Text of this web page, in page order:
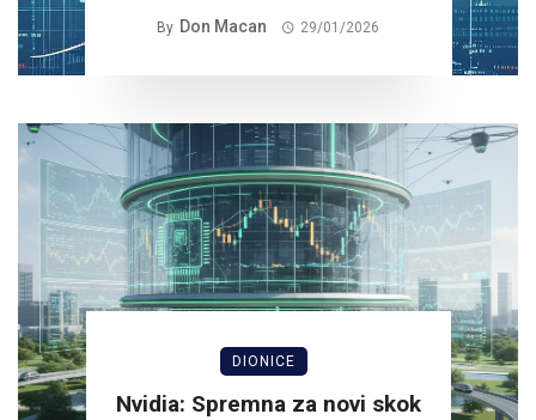
By Don Macan 29/01/2026
DIONICE
Nvidia: Spremna za novi skok